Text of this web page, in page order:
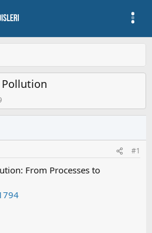
#1
From Processes to